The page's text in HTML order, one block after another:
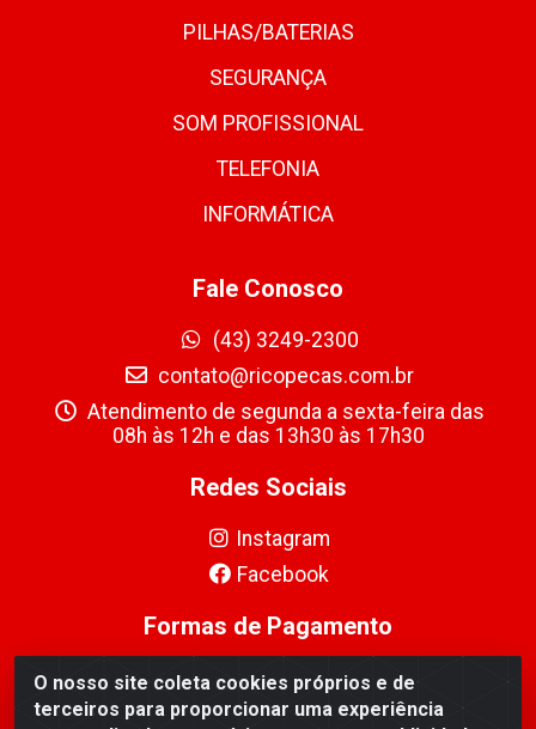
O nosso site coleta cookies próprios e de
terceiros para proporcionar uma experiência
PILHAS/BATERIAS
SEGURANÇA
SOM PROFISSIONAL
TELEFONIA
INFORMÁTICA
Fale Conosco
(43) 3249-2300
contato@ricopecas.com.br
Atendimento de segunda a sexta-feira das
08h às 12h e das 13h30 às 17h30
Redes Sociais
Instagram
Facebook
Formas de Pagamento